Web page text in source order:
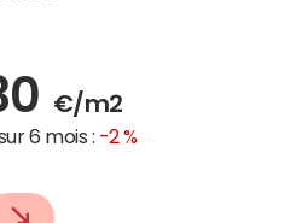
€/m2
6 mois : -2 %